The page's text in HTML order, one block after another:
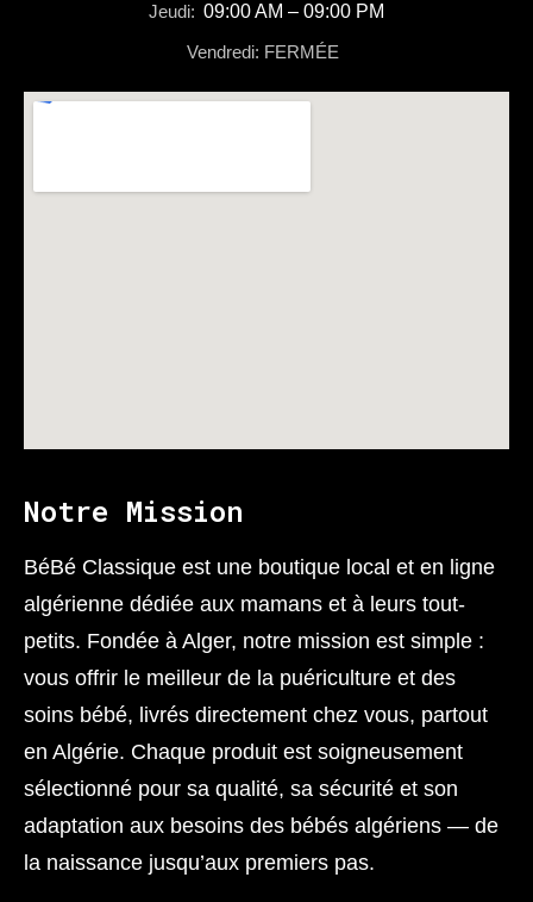
Jeudi: 09:00 AM – 09:00 PM
Vendredi: FERMÉE
Notre Mission
BéBé Classique est une boutique local et en ligne
algérienne dédiée aux mamans et à leurs tout-
petits. Fondée à Alger, notre mission est simple :
vous offrir le meilleur de la puériculture et des
soins bébé, livrés directement chez vous, partout
en Algérie. Chaque produit est soigneusement
sélectionné pour sa qualité, sa sécurité et son
adaptation aux besoins des bébés algériens — de
la naissance jusqu’aux premiers pas.